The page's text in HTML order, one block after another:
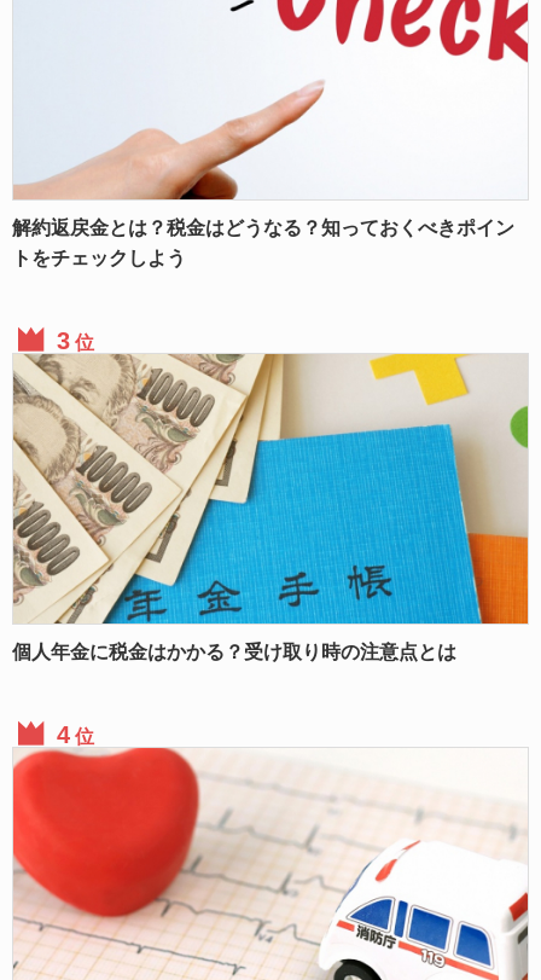
解約返戻金とは？税金はどうなる？知っておくべきポイン
トをチェックしよう
位
個人年金に税金はかかる？受け取り時の注意点とは
位